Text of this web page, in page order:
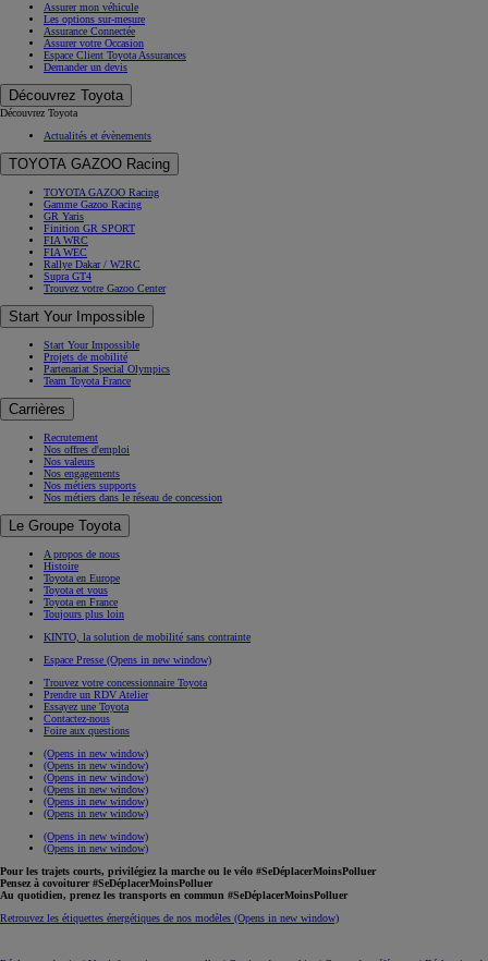
Assurer mon véhicule
Les options sur-mesure
Assurance Connectée
Assurer votre Occasion
Espace Client Toyota Assurances
Demander un devis
Découvrez Toyota
Découvrez Toyota
Actualités et évènements
TOYOTA GAZOO Racing
TOYOTA GAZOO Racing
Gamme Gazoo Racing
GR Yaris
Finition GR SPORT
FIA WRC
FIA WEC
Rallye Dakar / W2RC
Supra GT4
Trouvez votre Gazoo Center
Start Your Impossible
Start Your Impossible
Projets de mobilité
Partenariat Special Olympics
Team Toyota France
Carrières
Recrutement
Nos offres d'emploi
Nos valeurs
Nos engagements
Nos métiers supports
Nos métiers dans le réseau de concession
Le Groupe Toyota
A propos de nous
Histoire
Toyota en Europe
Toyota et vous
Toyota en France
Toujours plus loin
KINTO, la solution de mobilité sans contrainte
Espace Presse (Opens in new window)
Trouvez votre concessionnaire Toyota
Prendre un RDV Atelier
Essayez une Toyota
Contactez-nous
Foire aux questions
(Opens in new window)
(Opens in new window)
(Opens in new window)
(Opens in new window)
(Opens in new window)
(Opens in new window)
(Opens in new window)
(Opens in new window)
Pour les trajets courts, privilégiez la marche ou le vélo #SeDéplacerMoinsPolluer
Pensez à covoiturer #SeDéplacerMoinsPolluer
Au quotidien, prenez les transports en commun #SeDéplacerMoinsPolluer
Retrouvez les étiquettes énergétiques de nos modèles (Opens in new window)